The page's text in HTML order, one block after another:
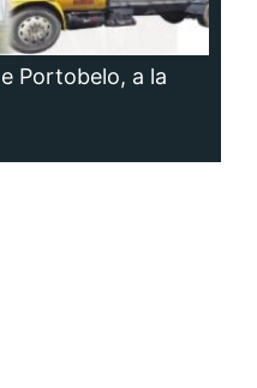
Portobelo, a la